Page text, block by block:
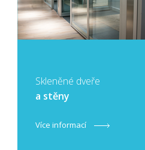
​Skleněné dveře
a stěny
Více informací